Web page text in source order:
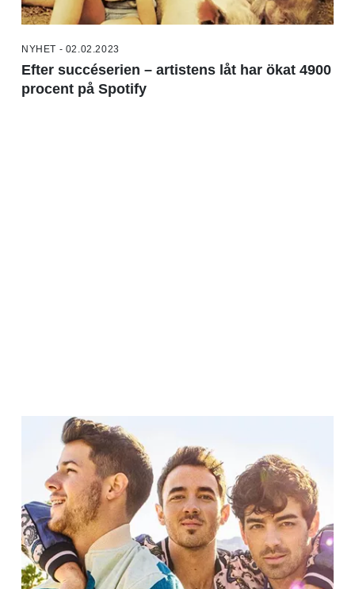
NYHET - 02.02.2023
Efter succéserien – artistens låt har ökat 4900
procent på Spotify